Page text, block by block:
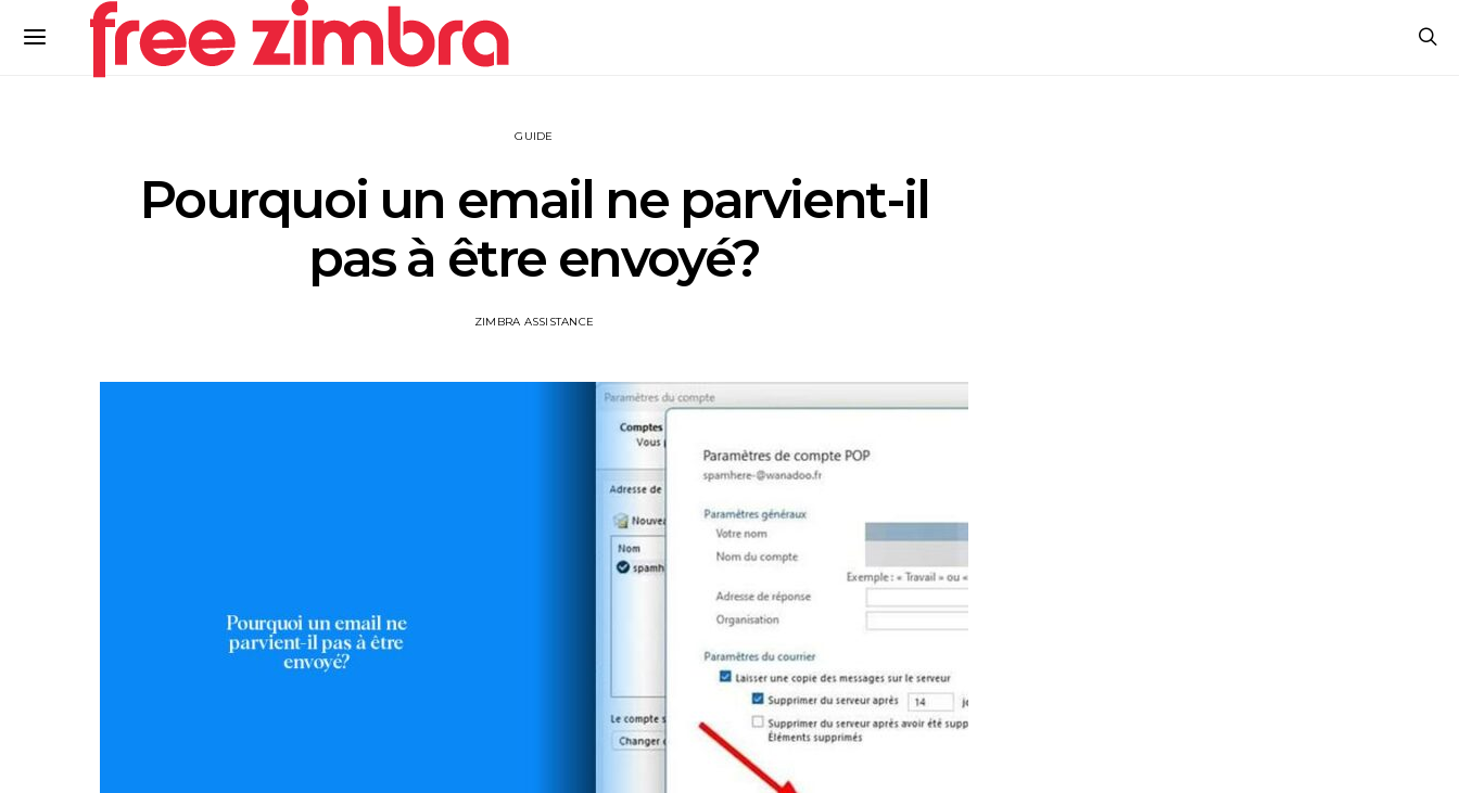
GUIDE
Pourquoi un email ne parvient-il
pas à être envoyé?
ZIMBRA ASSISTANCE